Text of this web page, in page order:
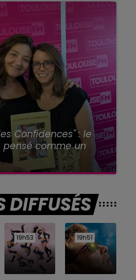
Confidences" : le
comme un
DIFFUSÉS
19h53
19h53 19h51
19h51